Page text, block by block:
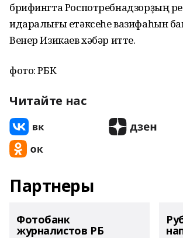
брифингта Роспотребнадзорҙың
идаралығы етәксеһе вазифаһын
Венер Изикаев хәбәр итте.
фото: РБК
Читайте нас
Партнеры
Фотобанк
журналистов РБ